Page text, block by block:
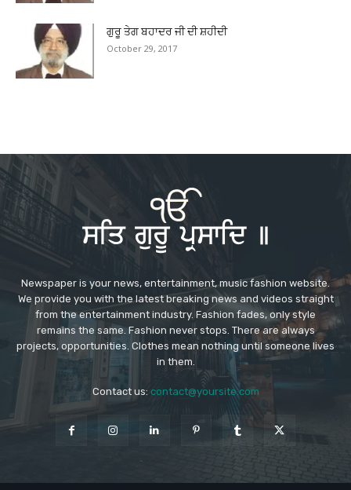
ਗੁਰੂ ਤੇਗ ਬਹਾਦਰ ਜੀ ਦੀ ਸ਼ਹੀਦੀ
October 29, 2017
Newspaper is your news, entertainment, music fashion website.
We provide you with the latest breaking news and videos straight
from the entertainment industry. Fashion fades, only style
remains the same. Fashion never stops. There are always
projects, opportunities. Clothes mean nothing until someone lives
in them.
Contact us: contact@yoursite.com